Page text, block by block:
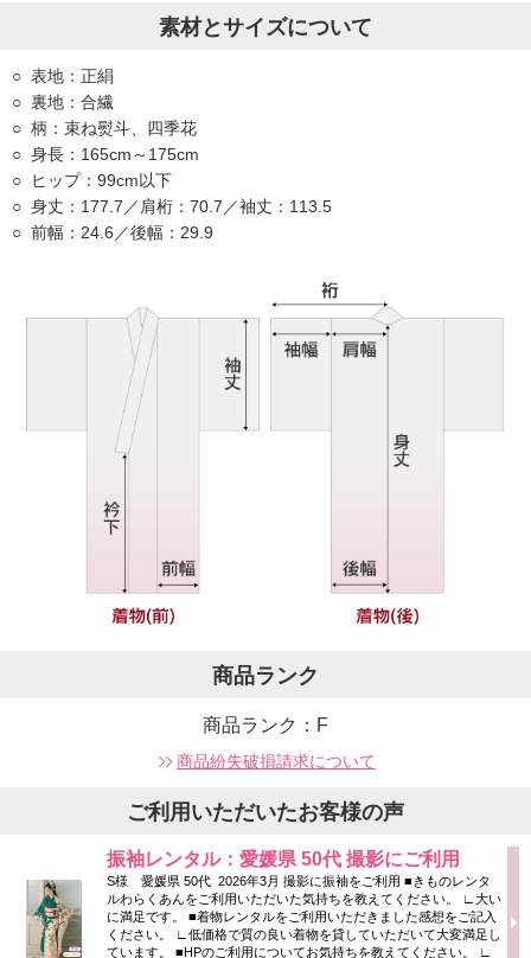
素材とサイズについて
表地：正絹
裏地：合繊
柄：束ね熨斗、四季花
身長：165cm～175cm
ヒップ：99cm以下
身丈：177.7／肩桁：70.7／袖丈：113.5
前幅：24.6／後幅：29.9
商品ランク
商品ランク：F
商品紛失破損請求について
ご利用いただいたお客様の声
振袖レンタル：愛媛県 50代 撮影にご利用
S様 愛媛県 50代 2026年3月 撮影に振袖をご利用 ■きものレンタ
ルわらくあんをご利用いただいた気持ちを教えてください。 ∟大い
に満足です。 ■着物レンタルをご利用いただきました感想をご記入
ください。 ∟低価格で質の良い着物を貸していただいて大変満足し
ています。 ■HPのご利用についてお気持ちを教えてください。 ∟